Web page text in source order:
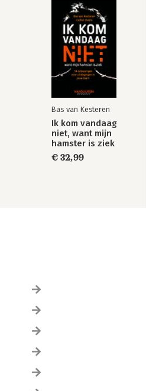
Bas van Kesteren
Ik kom vandaag
niet, want mijn
hamster is ziek
€ 32,99